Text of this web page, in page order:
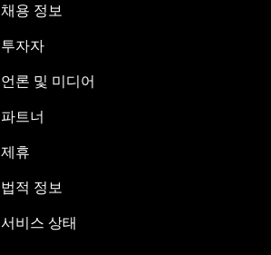
채용 정보
투자자
언론 및 미디어
파트너
제휴
법적 정보
서비스 상태